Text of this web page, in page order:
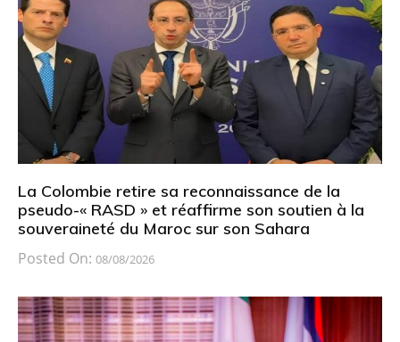
La Colombie retire sa reconnaissance de la
pseudo-« RASD » et réaffirme son soutien à la
souveraineté du Maroc sur son Sahara
Posted On: 08/08/2026